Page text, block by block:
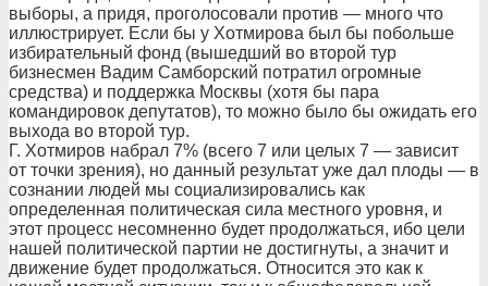
выборы, а придя, проголосовали против — много что
иллюстрирует. Если бы у Хотмирова был бы побольше
избирательный фонд (вышедший во второй тур
бизнесмен Вадим Самборский потратил огромные
средства) и поддержка Москвы (хотя бы пара
командировок депутатов), то можно было бы ожидать его
выхода во второй тур.
Г. Хотмиров набрал 7% (всего 7 или целых 7 — зависит
от точки зрения), но данный результат уже дал плоды — в
сознании людей мы социализировались как
определенная политическая сила местного уровня, и
этот процесс несомненно будет продолжаться, ибо цели
нашей политической партии не достигнуты, а значит и
движение будет продолжаться. Относится это как к